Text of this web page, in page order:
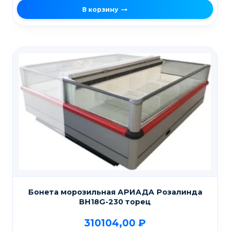
В корзину
Бонета морозильная АРИАДА Розалинда
ВН18G-230 торец
310104,00 ₽